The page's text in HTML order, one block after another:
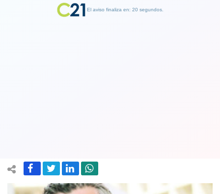
El aviso finaliza en: 19 segundos.